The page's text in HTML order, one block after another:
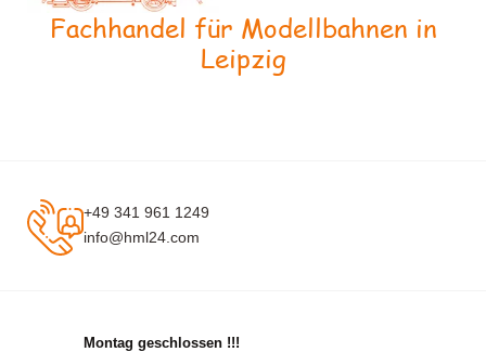
Fachhandel für Modellbahnen in
Leipzig
+49 341 961 1249
info@hml24.com
Montag geschlossen !!!